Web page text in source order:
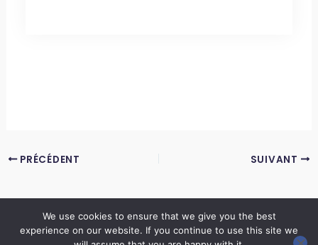
PRÉCÉDENT SUIVANT
Copyright © 2026 LES ANNALES DES MINES | Powered byThème WordPress Astra
We use cookies to ensure that we give you the best
experience on our website. If you continue to use this site we